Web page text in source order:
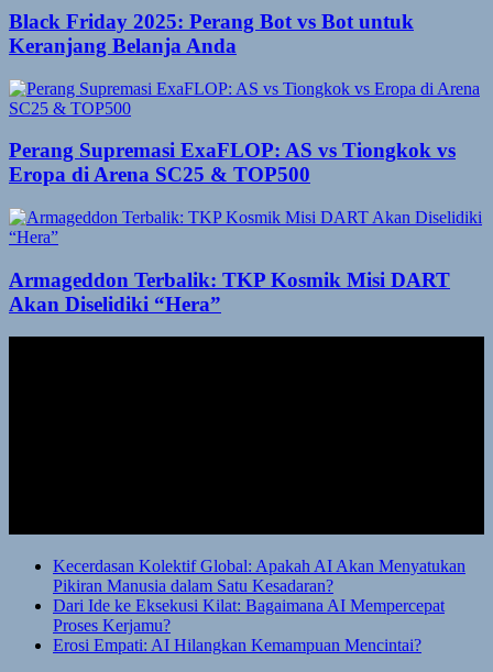
Black Friday 2025: Perang Bot vs Bot untuk
Keranjang Belanja Anda
Perang Supremasi ExaFLOP: AS vs Tiongkok vs
Eropa di Arena SC25 & TOP500
Armageddon Terbalik: TKP Kosmik Misi DART
Akan Diselidiki “Hera”
Kecerdasan Kolektif Global: Apakah AI Akan Menyatukan
Pikiran Manusia dalam Satu Kesadaran?
Dari Ide ke Eksekusi Kilat: Bagaimana AI Mempercepat
Proses Kerjamu?
Erosi Empati: AI Hilangkan Kemampuan Mencintai?